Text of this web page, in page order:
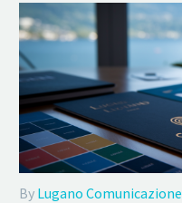
By Lugano Comunicazione